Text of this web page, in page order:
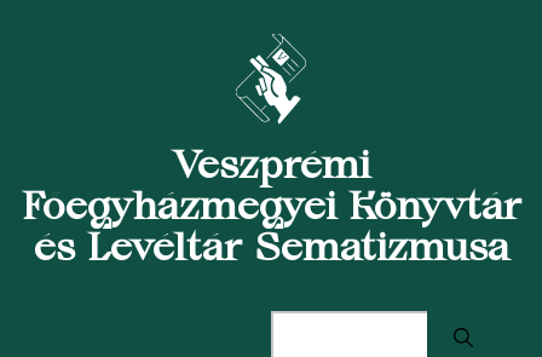
Veszprémi
Főegyházmegyei Könyvtár
és Levéltár Sematizmusa